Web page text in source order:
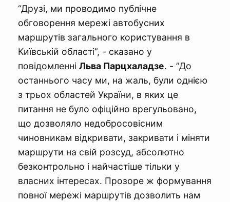
“Друзі, ми проводимо публічне
обговорення мережі автобусних
маршрутів загального користування в
Київській області”, - сказано у
повідомленні Льва Парцхаладзе. - ”До
останнього часу ми, на жаль, були однією
з трьох областей України, в яких це
питання не було офіційно врегульовано,
що дозволяло недобросовісним
чиновникам відкривати, закривати і міняти
маршрути на свій розсуд, абсолютно
безконтрольно і найчастіше тільки у
власних інтересах. Прозоре ж формування
повної мережі маршрутів дозволить нам